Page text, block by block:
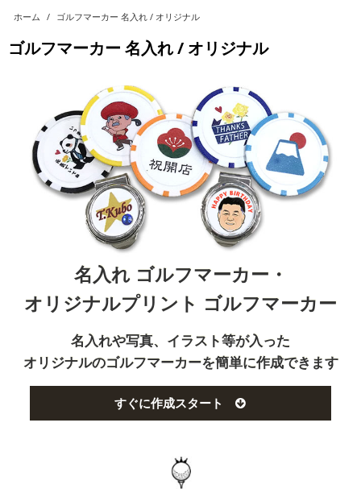
ホーム / ゴルフマーカー 名入れ / オリジナル
ゴルフマーカー 名入れ / オリジナル
名入れ ゴルフマーカー・
オリジナルプリント ゴルフマーカー
名入れや写真、イラスト等が入った
オリジナルのゴルフマーカーを簡単に作成できます
すぐに作成スタート